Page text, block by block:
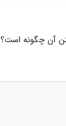
آن چگونه است؟